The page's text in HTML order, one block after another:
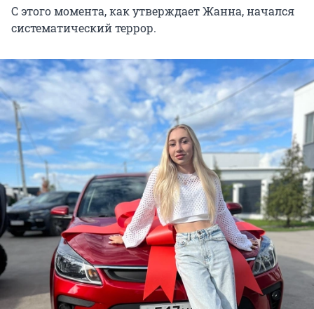
С этого момента, как утверждает Жанна, начался
систематический террор.